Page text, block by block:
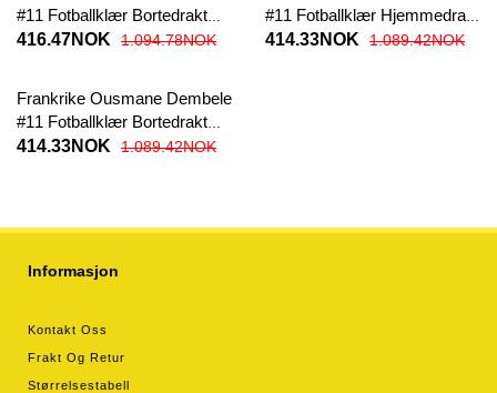
#11 Fotballklær Bortedrakt
EM 2024 Kortermet
416.47NOK 1.094.78NOK
#11 Fotballklær Hjemmedrakt
Dame EM 2024 Kortermet
414.33NOK 1.089.42NOK
Frankrike Ousmane Dembele
#11 Fotballklær Bortedrakt
Dame EM 2024 Kortermet
414.33NOK 1.089.42NOK
Informasjon
Kontakt Oss
Frakt Og Retur
Størrelsestabell